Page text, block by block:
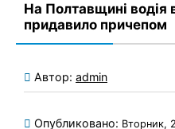
На Полтавщині водія
придавило причепом
Автор: admin
Опубликовано: Вторник,